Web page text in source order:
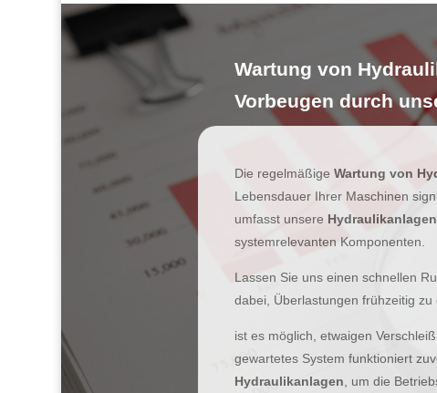
Wartung von
Vorbeugen durch
Die regelmäßigeWartung von
Lebensdauer Ihrer Maschinen
umfasst unsere
systemrelevanten Komponenten.
Lassen Sie uns einen schnellen
dabei, Überlastungen frühzeitig
ist es möglich, etwaigen
gewartetes System funktioniert
Hydraulikanlagen , um die